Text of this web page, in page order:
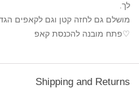
לך.
מושלם גם לחזה קטן וגם לקאפים
♡פתח מובנה להכנסת קאפ
Shipping and Returns